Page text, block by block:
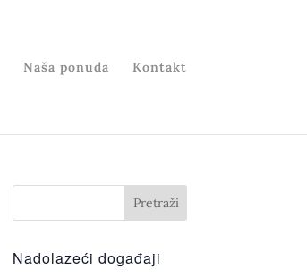
Naša ponuda Kontakt
Nadolazeći događaji